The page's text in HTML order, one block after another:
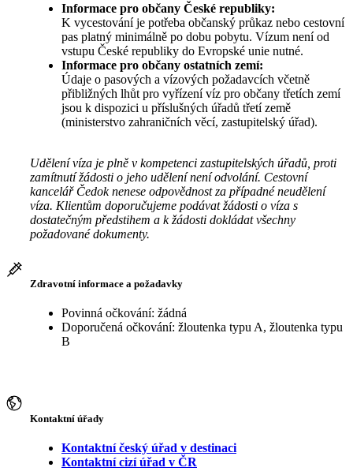
Informace pro občany České republiky:
K vycestování je potřeba občanský průkaz nebo cestovní
pas platný minimálně po dobu pobytu. Vízum není od
vstupu České republiky do Evropské unie nutné.
Informace pro občany ostatních zemí:
Údaje o pasových a vízových požadavcích včetně
přibližných lhůt pro vyřízení víz pro občany třetích zemí
jsou k dispozici u příslušných úřadů třetí země
(ministerstvo zahraničních věcí, zastupitelský úřad).
Udělení víza je plně v kompetenci zastupitelských úřadů, proti
zamítnutí žádosti o jeho udělení není odvolání. Cestovní
kancelář Čedok nenese odpovědnost za případné neudělení
víza. Klientům doporučujeme podávat žádosti o víza s
dostatečným předstihem a k žádosti dokládat všechny
požadované dokumenty.
Zdravotní informace a požadavky
Povinná očkování: žádná
Doporučená očkování: žloutenka typu A, žloutenka typu
B
Kontaktní úřady
Kontaktní český úřad v destinaci
Kontaktní cizí úřad v ČR